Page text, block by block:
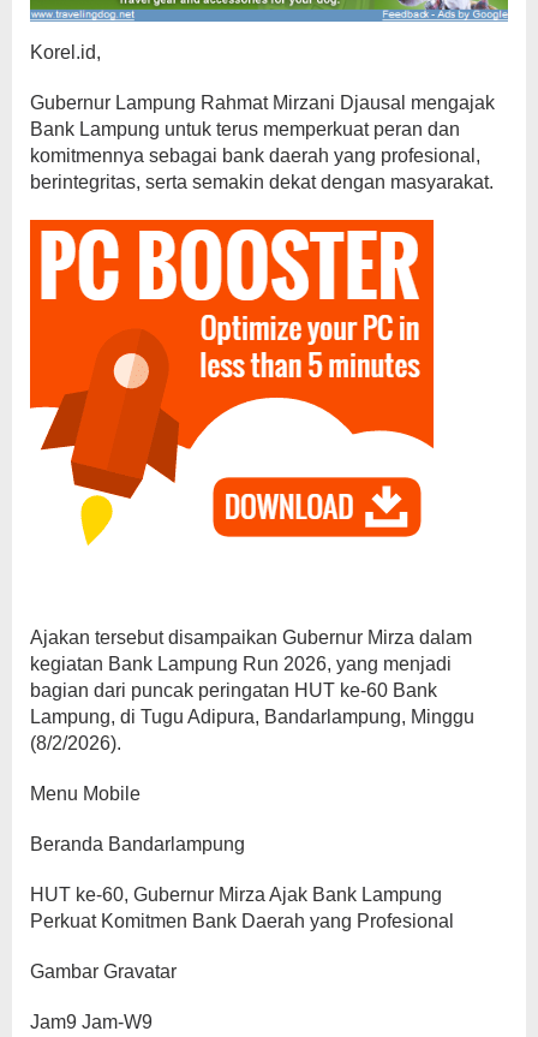
Korel.id,
Gubernur Lampung Rahmat Mirzani Djausal mengajak
Bank Lampung untuk terus memperkuat peran dan
komitmennya sebagai bank daerah yang profesional,
berintegritas, serta semakin dekat dengan masyarakat.
Ajakan tersebut disampaikan Gubernur Mirza dalam
kegiatan Bank Lampung Run 2026, yang menjadi
bagian dari puncak peringatan HUT ke-60 Bank
Lampung, di Tugu Adipura, Bandarlampung, Minggu
(8/2/2026).
Menu Mobile
Beranda Bandarlampung
HUT ke-60, Gubernur Mirza Ajak Bank Lampung
Perkuat Komitmen Bank Daerah yang Profesional
Gambar Gravatar
Jam9 Jam-W9